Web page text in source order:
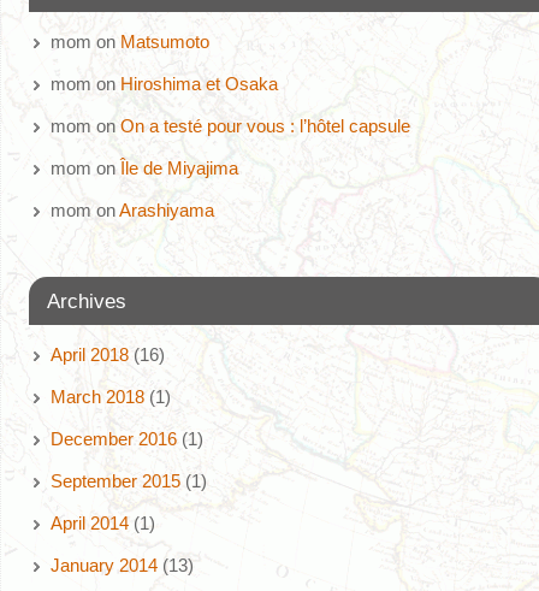
mom on Matsumoto
mom on Hiroshima et Osaka
mom on On a testé pour vous : l’hôtel capsule
mom on Île de Miyajima
mom onArashiyama
Archives
April 2018(16)
March 2018(1)
December 2016(1)
September 2015(1)
April 2014(1)
January 2014(13)